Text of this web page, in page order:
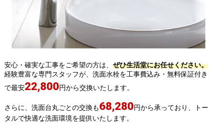
安心・確実な工事をご希望の方は、 ぜひ生活堂にお任せください。
経験豊富な専門スタッフが、洗面水栓を工事費込み・無料保証付き
で最安22,800円から交換いたします。
さらに、洗面台丸ごとの交換も68,280円から承っており、トー
タルで快適な洗面環境を提供いたします。